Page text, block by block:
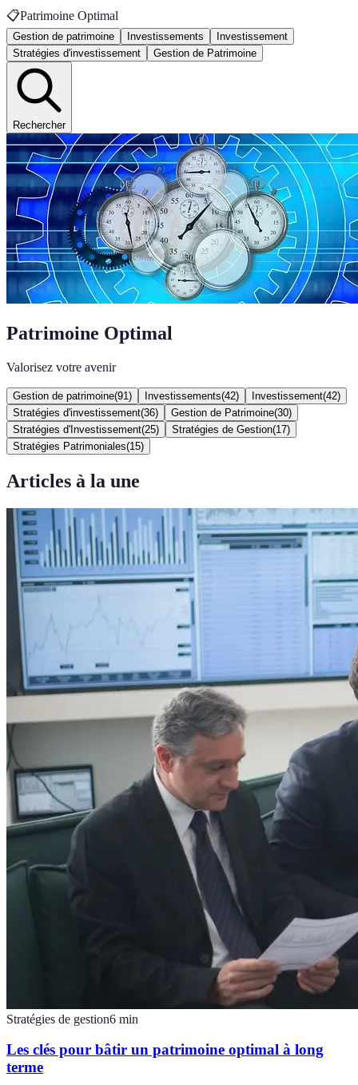
📋Patrimoine Optimal
Gestion de patrimoine Investissements
Investissement
Stratégies d'investissement
Gestion de Patrimoine
Rechercher
Patrimoine Optimal
Valorisez votre avenir
Gestion de patrimoine(91 ) Investissements(42) Investissement(42)
Stratégies d'investissement(36) Gestion de Patrimoine(30)
Stratégies d'Investissement(25) Stratégies de Gestion(17)
Stratégies Patrimoniales(15)
Articles à la une
Stratégies de gestion6 min
Les clés pour bâtir un patrimoine optimal à long
terme